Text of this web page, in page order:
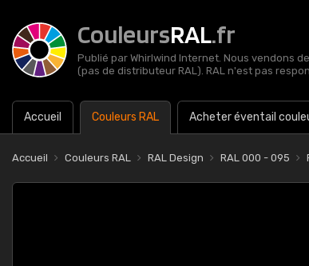
CouleursRAL.fr
Publié par Whirlwind Internet. Nous vendons
(pas de distributeur RAL). RAL n'est pas
Accueil Couleurs RAL Acheter éventail
Accueil Couleurs RAL RAL Design RAL 000 - 095